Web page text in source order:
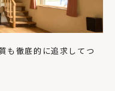
も徹底的に追求してつ